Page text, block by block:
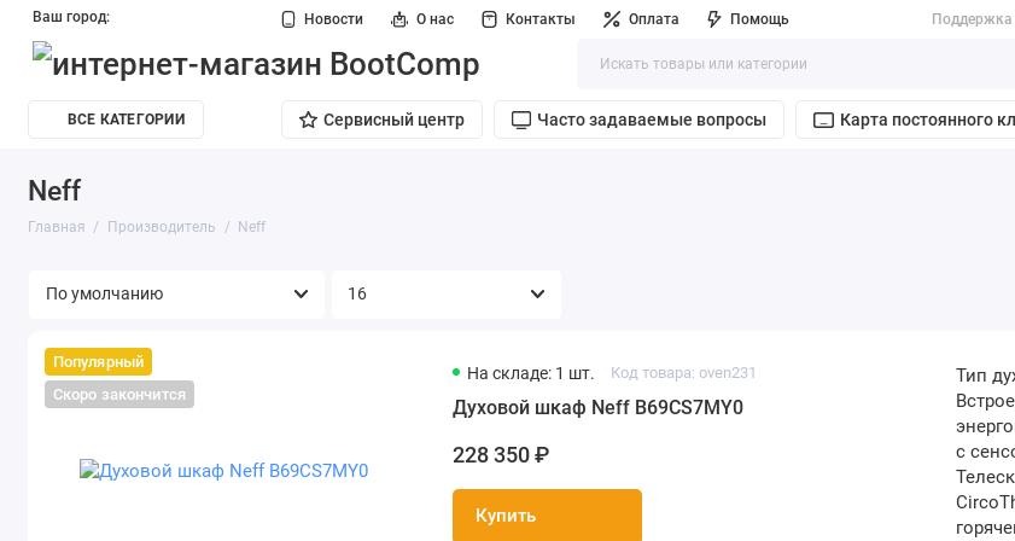
Новости О нас Контакты Оплата Помощь Поддержка
Ваш город:
ВСЕ КАТЕГОРИИ Сервисный центр Часто задаваемые вопросы Карта постоянного
Neff
Главная Производитель Neff
Популярный
Скоро закончится
На складе: 1 шт. Код товара: oven231
Духовой шкаф Neff B69CS7MY0
228 350 ₽
Купить
Тип
с